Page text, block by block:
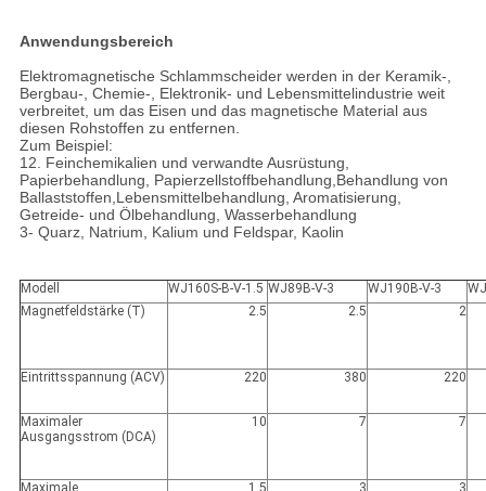
Anwendungsbereich
Elektromagnetische Schlammscheider werden in der Keramik-,
Bergbau-, Chemie-, Elektronik- und Lebensmittelindustrie weit
verbreitet, um das Eisen und das magnetische Material aus
diesen Rohstoffen zu entfernen.
Zum Beispiel:
12. Feinchemikalien und verwandte Ausrüstung,
Papierbehandlung, Papierzellstoffbehandlung,Behandlung von
Ballaststoffen,Lebensmittelbehandlung, Aromatisierung,
Getreide- und Ölbehandlung, Wasserbehandlung
3- Quarz, Natrium, Kalium und Feldspar, Kaolin
Modell WJ160S-B-V-1.5 WJ89B-V-3 WJ190B-V-3
Magnetfeldstärke (T)
2.5 2.5 2
Eintrittsspannung (ACV) 220 380 220
Maximaler
Ausgangsstrom (DCA)
10 7 7